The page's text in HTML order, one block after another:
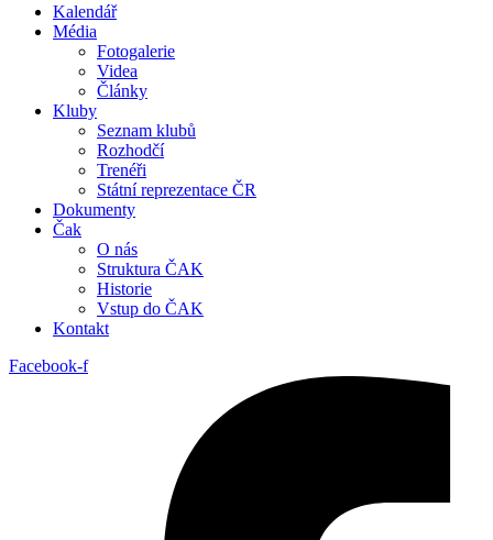
Kalendář
Média
Fotogalerie
Videa
Články
Kluby
Seznam klubů
Rozhodčí
Trenéři
Státní reprezentace ČR
Dokumenty
Čak
O nás
Struktura ČAK
Historie
Vstup do ČAK
Kontakt
Facebook-f